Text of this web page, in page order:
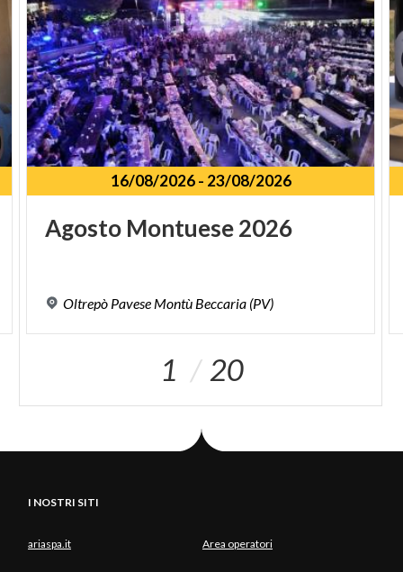
16/08/2026- 23/08/2026
Agosto Montuese2026
Oltrepò Pavese Montù Beccaria (PV)
1 20
I NOSTRI SITI
ariaspa.it Area operatori